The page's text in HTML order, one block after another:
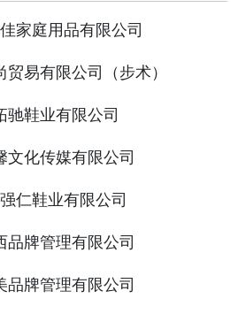
家庭用品有限公司
易有限公司（步术）
驰鞋业有限公司
文化传媒有限公司
仁鞋业有限公司
品牌管理有限公司
品牌管理有限公司